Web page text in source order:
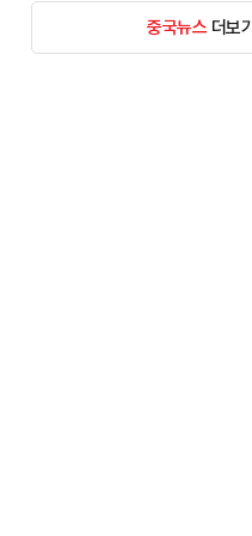
중국뉴스더보기